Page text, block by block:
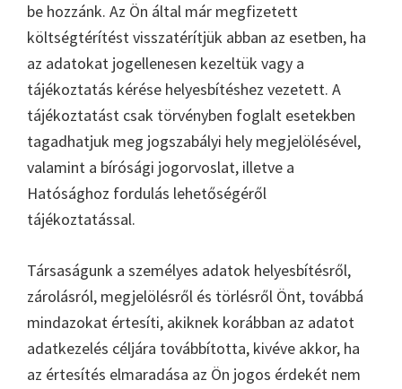
be hozzánk. Az Ön által már megfizetett
költségtérítést visszatérítjük abban az esetben, ha
az adatokat jogellenesen kezeltük vagy a
tájékoztatás kérése helyesbítéshez vezetett. A
tájékoztatást csak törvényben foglalt esetekben
tagadhatjuk meg jogszabályi hely megjelölésével,
valamint a bírósági jogorvoslat, illetve a
Hatósághoz fordulás lehetőségéről
tájékoztatással.
Társaságunk a személyes adatok helyesbítésről,
zárolásról, megjelölésről és törlésről Önt, továbbá
mindazokat értesíti, akiknek korábban az adatot
adatkezelés céljára továbbította, kivéve akkor, ha
az értesítés elmaradása az Ön jogos érdekét nem